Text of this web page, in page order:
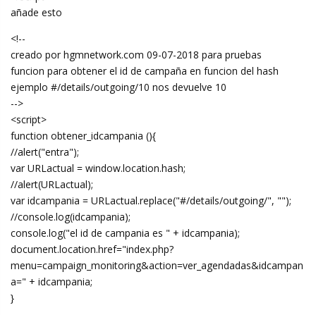
añade esto
<!--
creado por hgmnetwork.com 09-07-2018 para pruebas
funcion para obtener el id de campaña en funcion del hash
ejemplo #/details/outgoing/10 nos devuelve 10
-->
<script>
function obtener_idcampania (){
//alert("entra");
var URLactual = window.location.hash;
//alert(URLactual);
var idcampania = URLactual.replace("#/details/outgoing/", "");
//console.log(idcampania);
console.log("el id de campania es " + idcampania);
document.location.href="index.php?
menu=campaign_monitoring&action=ver_agendadas&idcampan
a=" + idcampania;
}